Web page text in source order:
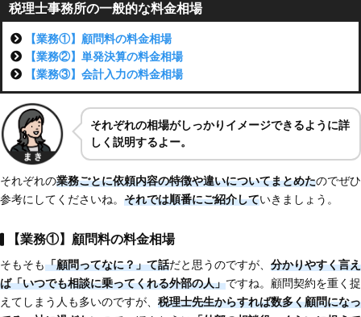
税理士事務所の一般的な料金相場
【業務①】顧問料の料金相場
【業務②】単発決算の料金相場
【業務③】会計入力の料金相場
それぞれの相場がしっかり イメージできるように詳
しく説明するよー。
それぞれの業務ごとに依頼内容の特徴や違いについてまとめたのでぜひ
参考にしてくださいね。 それでは順番にご紹介していきましょう。
【業務①】顧問料の料金相場
そもそも「顧問ってなに？」て話だと思うのですが、 分かりやすく言え
ば「いつでも相談に乗ってくれる外部の人」ですね。顧問契約を重く捉
えてしまう人も多いのですが、 税理士先生からすれば数多く顧問になっ